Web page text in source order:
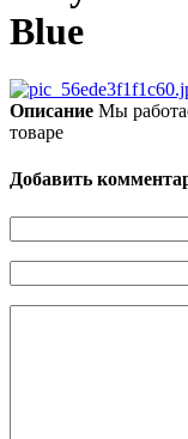
Blue
Описание Мы
товаре
Добавить